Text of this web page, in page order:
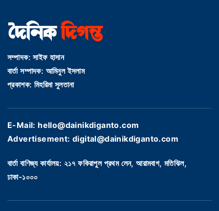
সম্পাদক: সাইফ হাসান
বার্তা সম্পাদক: আমিনুল ইসলাম
প্রকাশক: মিহরিমা সুলতানা
E-Mail: hello@dainikdiganto.com
Advertisement: digital@dainikdiganto.com
বার্তা বাণিজ্য কার্যালয়: ২১৭ ফকিরাপুল প্রথম লেন, আরামবাগ, মতিঝিল,
ঢাকা-১০০০